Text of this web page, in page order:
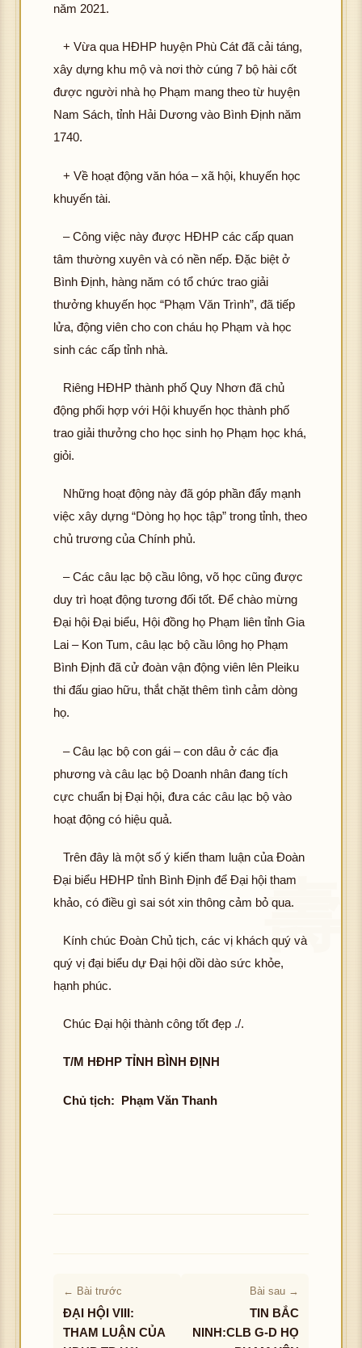
năm 2021.
+ Vừa qua HĐHP huyện Phù Cát đã cải táng,
xây dựng khu mộ và nơi thờ cúng 7 bộ hài cốt
được người nhà họ Phạm mang theo từ huyện
Nam Sách, tỉnh Hải Dương vào Bình Định năm
1740.
+ Về hoạt động văn hóa – xã hội, khuyến học
khuyến tài.
– Công việc này được HĐHP các cấp quan
tâm thường xuyên và có nền nếp. Đặc biệt ở
Bình Định, hàng năm có tổ chức trao giải
thưởng khuyến học “Phạm Văn Trình”, đã tiếp
lửa, động viên cho con cháu họ Phạm và học
sinh các cấp tỉnh nhà.
Riêng HĐHP thành phố Quy Nhơn đã chủ
động phối hợp với Hội khuyến học thành phố
trao giải thưởng cho học sinh họ Phạm học khá,
giỏi.
Những hoạt động này đã góp phần đẩy mạnh
việc xây dựng “Dòng họ học tập” trong tỉnh, theo
chủ trương của Chính phủ.
– Các câu lạc bộ cầu lông, võ học cũng được
duy trì hoạt động tương đối tốt. Để chào mừng
Đại hội Đại biểu, Hội đồng họ Phạm liên tỉnh Gia
Lai – Kon Tum, câu lạc bộ cầu lông họ Phạm
Bình Định đã cử đoàn vận động viên lên Pleiku
thi đấu giao hữu, thắt chặt thêm tình cảm dòng
họ.
– Câu lạc bộ con gái – con dâu ở các địa
phương và câu lạc bộ Doanh nhân đang tích
cực chuẩn bị Đại hội, đưa các câu lạc bộ vào
hoạt động có hiệu quả.
Trên đây là một số ý kiến tham luận của Đoàn
Đại biểu HĐHP tỉnh Bình Định để Đại hội tham
khảo, có điều gì sai sót xin thông cảm bỏ qua.
Kính chúc Đoàn Chủ tịch, các vị khách quý và
quý vị đại biểu dự Đại hội dồi dào sức khỏe,
hạnh phúc.
Chúc Đại hội thành công tốt đẹp ./.
T/M HĐHP TỈNH BÌNH ĐỊNH
Chủ tịch: Phạm Văn Thanh
← Bài trước
ĐẠI HỘI VIII:
THAM LUẬN CỦA
Bài sau →
TIN BẮC
NINH:CLB G-D HỌ